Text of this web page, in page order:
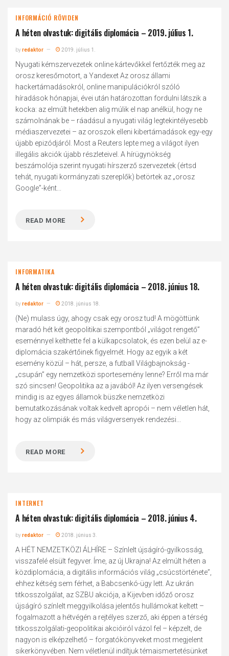
INFORMÁCIÓ RÖVIDEN
A héten olvastuk: digitális diplomácia – 2019. július 1.
byredaktor 2019. július 1.
Nyugati kémszervezetek online kártevőkkel fertőzték meg az
orosz keresőmotort, a Yandexet Az orosz állami
hackertámadásokról, online manipulációkról szóló
híradások hónapjai, évei után határozottan fordulni látszik a
kocka: az elmúlt hetekben alig múlik el nap anélkül, hogy ne
számolnának be – ráadásul a nyugati világ legtekintélyesebb
médiaszervezetei – az oroszok elleni kibertámadások egy-egy
újabb epizódjáról. Most a Reuters lepte meg a világot ilyen
illegális akciók újabb részleteivel. A hírügynökség
beszámolója szerint nyugati hírszerző szervezetek (értsd
tehát, nyugati kormányzati szereplők) betörtek az „orosz
Google”-ként...
READ MORE
INFORMATIKA
A héten olvastuk: digitális diplomácia – 2018. június 18.
byredaktor 2018. június 18.
(Ne) mulass úgy, ahogy csak egy orosz tud! A mögöttünk
maradó hét két geopolitikai szempontból „világot rengető”
eseménnyel kelthette fel a külkapcsolatok, és ezen belül az e-
diplomácia szakértőinek figyelmét. Hogy az egyik a két
esemény közül – hát, persze, a futball Világbajnokság -
„csupán” egy nemzetközi sportesemény lenne? Erről ma már
szó sincsen! Geopolitika az a javából! Az ilyen versengések
mindig is az egyes államok büszke nemzetközi
bemutatkozásának voltak kedvelt apropói – nem véletlen hát,
hogy az olimpiák és más világversenyek rendezési...
READ MORE
INTERNET
A héten olvastuk: digitális diplomácia – 2018. június 4.
byredaktor 2018. június 3.
A HÉT NEMZETKÖZI ÁLHÍRE – Színlelt újságíró-gyilkosság,
visszafelé elsült fegyver. Íme, az új Ukrajna! Az elmúlt héten a
közdiplomácia, a digitális információs világ „csúcstörténete”,
ehhez kétség sem férhet, a Babcsenkó-ügy lett. Az ukrán
titkosszolgálat, az SZBU akciója, a Kijevben időző orosz
újságíró színlelt meggyilkolása jelentős hullámokat keltett –
fogalmazott a hétvégén a rejtélyes szerző, aki éppen a térség
titkosszolgálati-geopolitikai akcióiról vázol fel – képzelt, de
nagyon is elképzelhető – forgatókönyveket most megjelent
sikerkönyvében. Nem véletlenül indítjuk témaismertetésünket